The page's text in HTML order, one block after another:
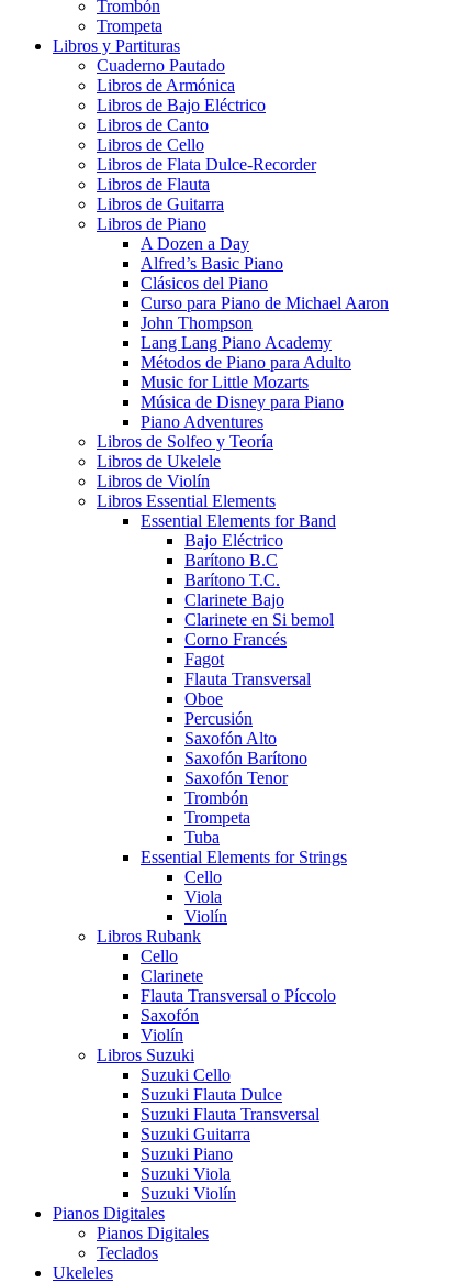
Trombón
Trompeta
Libros y Partituras
Cuaderno Pautado
Libros de Armónica
Libros de Bajo Eléctrico
Libros de Canto
Libros de Cello
Libros de Flata Dulce-Recorder
Libros de Flauta
Libros de Guitarra
Libros de Piano
A Dozen a Day
Alfred’s Basic Piano
Clásicos del Piano
Curso para Piano de Michael Aaron
John Thompson
Lang Lang Piano Academy
Métodos de Piano para Adulto
Music for Little Mozarts
Música de Disney para Piano
Piano Adventures
Libros de Solfeo y Teoría
Libros de Ukelele
Libros de Violín
Libros Essential Elements
Essential Elements for Band
Bajo Eléctrico
Barítono B.C
Barítono T.C.
Clarinete Bajo
Clarinete en Si bemol
Corno Francés
Fagot
Flauta Transversal
Oboe
Percusión
Saxofón Alto
Saxofón Barítono
Saxofón Tenor
Trombón
Trompeta
Tuba
Essential Elements for Strings
Cello
Viola
Violín
Libros Rubank
Cello
Clarinete
Flauta Transversal o Píccolo
Saxofón
Violín
Libros Suzuki
Suzuki Cello
Suzuki Flauta Dulce
Suzuki Flauta Transversal
Suzuki Guitarra
Suzuki Piano
Suzuki Viola
Suzuki Violín
Pianos Digitales
Pianos Digitales
Teclados
Ukeleles